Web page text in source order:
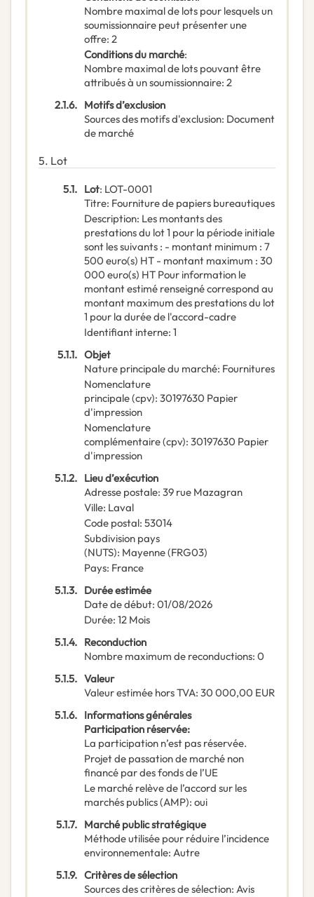
Nombre maximal de lots pour lesquels un
soumissionnaire peut présenter une
offre: 2
Conditions du marché:
Nombre maximal de lots pouvant être
attribués à un soumissionnaire: 2
2.1.6. Motifs d’exclusion
Sources des motifs d'exclusion: Document
de marché
5. Lot
5.1. Lot: LOT-0001
Titre: Fourniture de papiers bureautiques
Description: Les montants des
prestations du lot 1 pour la période initiale
sont les suivants : - montant minimum : 7
500 euro(s) HT - montant maximum : 30
000 euro(s) HT Pour information le
montant estimé renseigné correspond au
montant maximum des prestations du lot
1 pour la durée de l'accord-cadre
Identifiant interne: 1
5.1.1. Objet
Nature principale du marché: Fournitures
Nomenclature
principale(cpv): 30197630 Papier
d'impression
Nomenclature
complémentaire(cpv): 30197630 Papier
d'impression
5.1.2. Lieu d’exécution
Adresse postale: 39 rue Mazagran
Ville: Laval
Code postal: 53014
Subdivision pays
(NUTS): Mayenne(FRG03)
Pays: France
5.1.3. Durée estimée
Date de début: 01/08/2026
Durée: 12 Mois
5.1.4. Reconduction
Nombre maximum de reconductions: 0
5.1.5. Valeur
Valeur estimée hors TVA: 30 000,00 EUR
5.1.6. Informations générales
Participation réservée:
La participation n’est pas réservée.
Projet de passation de marché non
financé par des fonds de l’UE
Le marché relève de l’accord sur les
marchés publics (AMP): oui
5.1.7. Marché public stratégique
Méthode utilisée pour réduire l’incidence
environnementale: Autre
5.1.9. Critères de sélection
Sources des critères de sélection: Avis